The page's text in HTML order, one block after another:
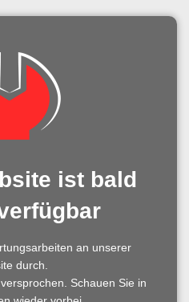
ist bald
an unserer
durch.
Schauen Sie in